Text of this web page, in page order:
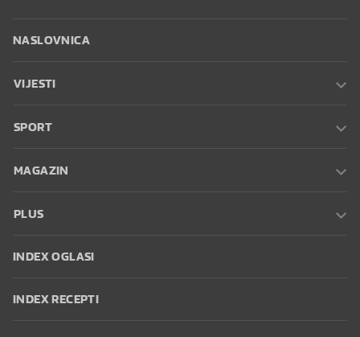
NASLOVNICA
VIJESTI
SPORT
MAGAZIN
PLUS
INDEX OGLASI
INDEX RECEPTI